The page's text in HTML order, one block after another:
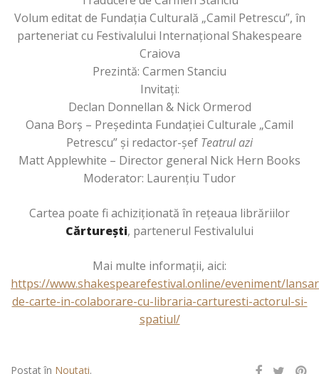
Volum editat de Fundația Culturală „Camil Petrescu”, în
parteneriat cu Festivalului Internațional Shakespeare
Craiova
Prezintă: Carmen Stanciu
Invitaţi:
Declan Donnellan & Nick Ormerod
Oana Borș – Preşedinta Fundaţiei Culturale „Camil
Petrescu” şi redactor-şef Teatrul azi
Matt Applewhite – Director general Nick Hern Books
Moderator: Laurenţiu Tudor
Cartea poate fi achiziţionată în reţeaua librăriilor
Cărtureşti, partenerul Festivalului
Mai multe informaţii, aici:
https://www.shakespearefestival.online/eveniment/
de-carte-in-colaborare-cu-libraria-carturesti-actorul-si-
spatiul/
Postat în Noutați.